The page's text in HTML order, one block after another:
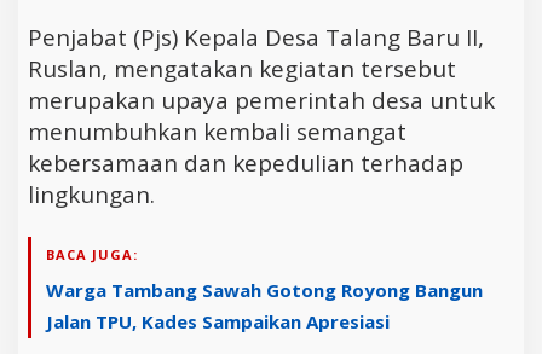
Penjabat (Pjs) Kepala Desa Talang Baru II,
Ruslan, mengatakan kegiatan tersebut
merupakan upaya pemerintah desa untuk
menumbuhkan kembali semangat
kebersamaan dan kepedulian terhadap
lingkungan.
BACA JUGA:
Warga Tambang Sawah Gotong Royong Bangun
Jalan TPU, Kades Sampaikan Apresiasi